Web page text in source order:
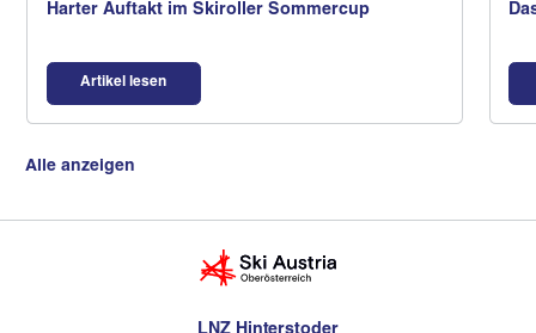
Harter Auftakt im Skiroller Sommercup
Artikel lesen
Alle anzeigen